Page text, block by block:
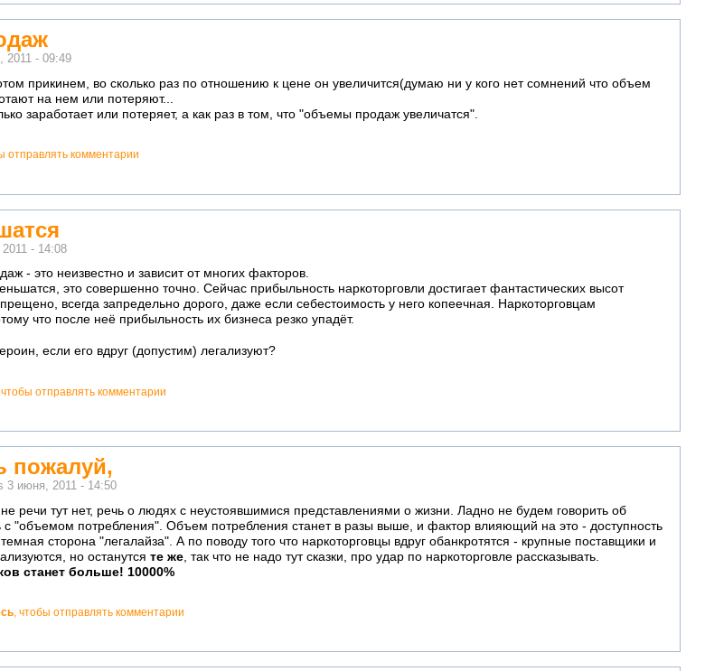
2011 - 09:49
прикинем, во сколько раз по отношению к цене он увеличится(думаю ни у кого нет сомнений что объем
на нем или потеряют...
заработает или потеряет, а как раз в том, что "объемы продаж увеличатся".
отправлять комментарии
- 14:08
- это неизвестно и зависит от многих факторов.
это совершенно точно. Сейчас прибыльность наркоторговли достигает фантастических высот
всегда запредельно дорого, даже если себестоимость у него копеечная. Наркоторговцам
что после неё прибыльность их бизнеса резко упадёт.
если его вдруг (допустим) легализуют?
, чтобы отправлять комментарии
пожалуй,
3 июня, 2011 - 14:50
речи тут нет, речь о людях с неустоявшимися представлениями о жизни. Ладно не будем говорить об
"объемом потребления". Объем потребления станет в разы выше, и фактор влияющий на это - доступность
сторона "легалайза". А по поводу того что наркоторговцы вдруг обанкротятся - крупные поставщики и
но останутся те же , так что не надо тут сказки, про удар по наркоторговле рассказывать.
станет больше! 10000%
, чтобы отправлять комментарии